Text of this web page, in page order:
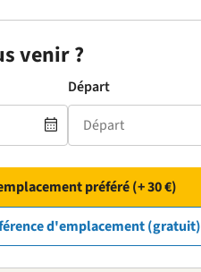
venir ?
Départ
préféré (+ 30 €)
d'emplacement (gratuit)